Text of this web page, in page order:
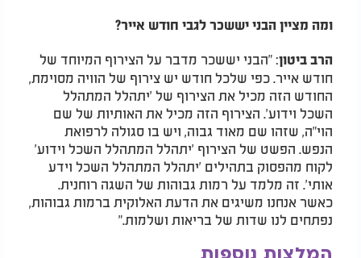
ומה מציין הבני יששכר לגבי חודש אייר?
הרב ביטון: "הבני יששכר מדבר על הצירוף המיוחד של
חודש אייר. כפי שלכל חודש יש צירוף של הוויה מסוימת,
החודש הזה מכיל את הצירוף של 'יתהלל המתהלל
השכל וידוע'. הצירוף הזה מכיל את האותיות של שם
הוי"ה, שזהו שם מאוד גבוה, ויש בו סגולה לרפואת
הנפש. הפשט של הצירוף 'יתהלל המתהלל השכל וידוע'
לקוח מהפסוק בתהילים 'יתהלל המתהלל השכל וידע
אותי'. זה מלמד על רמות גבוהות של השגה רוחנית.
כאשר אנחנו משיגים את הדעת האלוקית ברמות גבוהות,
נפתחים לנו שדות של בריאות ושלמות."